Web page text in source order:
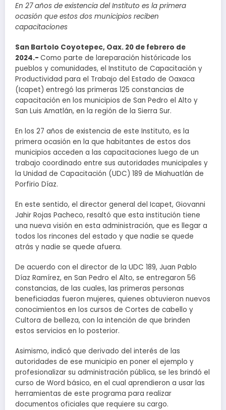
En 27 años de existencia del Instituto es la primera
ocasión que estos dos municipios reciben
capacitaciones
San Bartolo Coyotepec, Oax. 20 de febrero de
2024.- Como parte de lareparación históricade los
pueblos y comunidades, el Instituto de Capacitación y
Productividad para el Trabajo del Estado de Oaxaca
(Icapet) entregó las primeras 125 constancias de
capacitación en los municipios de San Pedro el Alto y
San Luis Amatlán, en la región de la Sierra Sur.
En los 27 años de existencia de este Instituto, es la
primera ocasión en la que habitantes de estos dos
municipios acceden a las capacitaciones luego de un
trabajo coordinado entre sus autoridades municipales y
la Unidad de Capacitación (UDC) 189 de Miahuatlán de
Porfirio Díaz.
En este sentido, el director general del Icapet, Giovanni
Jahir Rojas Pacheco, resaltó que esta institución tiene
una nueva visión en esta administración, que es llegar a
todos los rincones del estado y que nadie se quede
atrás y nadie se quede afuera.
De acuerdo con el director de la UDC 189, Juan Pablo
Díaz Ramírez, en San Pedro el Alto, se entregaron 56
constancias, de las cuales, las primeras personas
beneficiadas fueron mujeres, quienes obtuvieron nuevos
conocimientos en los cursos de Cortes de cabello y
Cultora de belleza, con la intención de que brinden
estos servicios en lo posterior.
Asimismo, indicó que derivado del interés de las
autoridades de ese municipio en poner el ejemplo y
profesionalizar su administración pública, se les brindó el
curso de Word básico, en el cual aprendieron a usar las
herramientas de este programa para realizar
documentos oficiales que requiere su cargo.